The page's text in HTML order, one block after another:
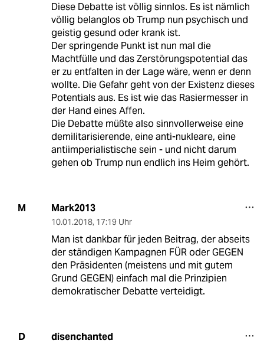
Diese Debatte ist völlig sinnlos. Es ist nämlich
völlig belanglos ob Trump nun psychisch und
geistig gesund oder krank ist.
Der springende Punkt ist nun mal die
Machtfülle und das Zerstörungspotential das
er zu entfalten in der Lage wäre, wenn er denn
wollte. Die Gefahr geht von der Existenz dieses
Potentials aus. Es ist wie das Rasiermesser in
der Hand eines Affen.
Die Debatte müßte also sinnvollerweise eine
demilitarisierende, eine anti-nukleare, eine
antiimperialistische sein - und nicht darum
gehen ob Trump nun endlich ins Heim gehört.
M Mark2013
10.01.2018, 17:19 Uhr
Man ist dankbar für jeden Beitrag, der abseits
der ständigen Kampagnen FÜR oder GEGEN
den Präsidenten (meistens und mit gutem
Grund GEGEN) einfach mal die Prinzipien
demokratischer Debatte verteidigt.
D disenchanted